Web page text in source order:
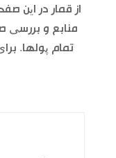
از قمار در این
منابع و بررسی
تمام پولها.